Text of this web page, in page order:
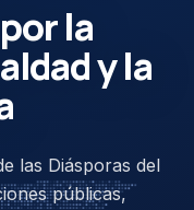
la
y la
las Diásporas del
públicas,